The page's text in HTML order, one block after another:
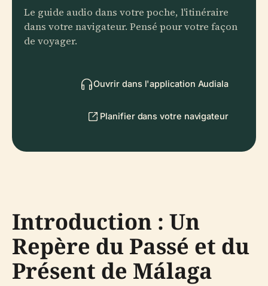
Le guide audio dans votre poche, l'itinéraire
dans votre navigateur. Pensé pour votre façon
de voyager.
Ouvrir dans l'application Audiala
Planifier dans votre navigateur
Introduction : Un
Repère du Passé et du
Présent de Málaga